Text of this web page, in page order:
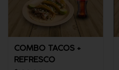
COMBO TACOS +
REFRESCO